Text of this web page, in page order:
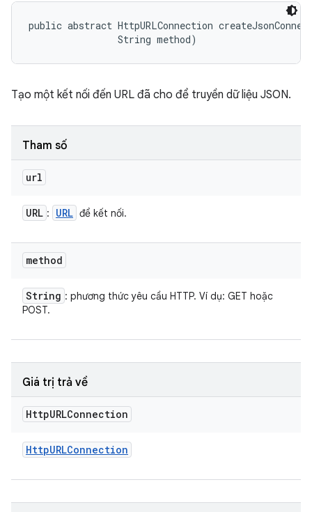
public abstract HttpURLConnection
                String method)
Tạo một kết nối đến URL đã cho để truyền dữ liệu JSON.
Tham số
url
URL : URL để kết nối.
method
String : phương thức yêu cầu HTTP. Ví dụ: GET hoặc
POST.
Giá trị trả về
HttpURLConnection
HttpURLConnection